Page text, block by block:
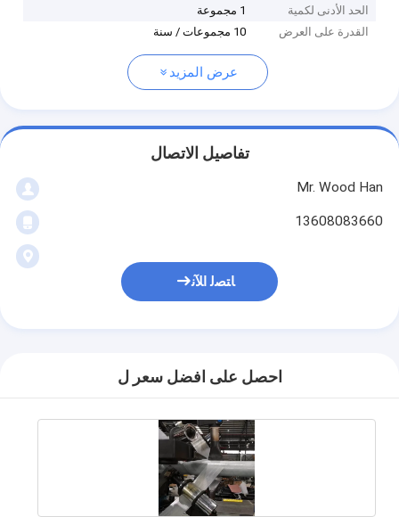
الحد الأدنى لكمية
1 مجموعة
القدرة على العرض
10 مجموعات / سنة
عرض المزيد
تفاصيل الاتصال
Mr. Wood Han
13608083660
ﺎﺘﺼﻟ ﺍﻶﻧ
احصل على افضل سعر ل